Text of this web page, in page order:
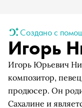
Создано с
Игорь
Игорь Юрьевич
композитор,
продюсер. Он
Сахалине и